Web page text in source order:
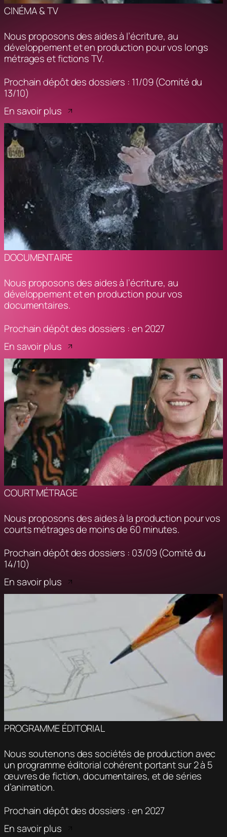
CINÉMA & TV
Nous proposons des aides à l’écriture, au
développement et en production pour vos longs
métrages et fictions TV.
Prochain dépôt des dossiers : 11/09 (Comité du
13/10)
En savoir plus
DOCUMENTAIRE
Nous proposons des aides à l’écriture, au
développement et en production pour vos
documentaires.
Prochain dépôt des dossiers : en 2027
En savoir plus
COURT MÉTRAGE
Nous proposons des aides à la production pour vos
courts métrages de moins de 60 minutes.
Prochain dépôt des dossiers : 03/09 (Comité du
14/10)
En savoir plus
PROGRAMME ÉDITORIAL
Nous soutenons des sociétés de production avec
un programme éditorial cohérent portant sur 2 à 5
œuvres de fiction, documentaires, et de séries
d’animation.
Prochain dépôt des dossiers : en 2027
En savoir plus